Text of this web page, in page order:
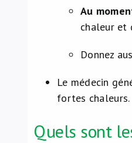
Au
chaleur et
Donnez
Le médecin
fortes chaleurs.
Quels sont